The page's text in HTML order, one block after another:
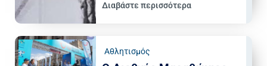
Διαβάστε περισσότερα
Αθλητισμός